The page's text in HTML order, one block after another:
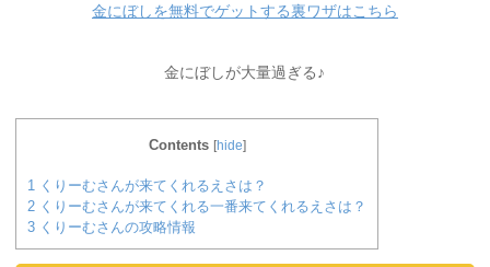
金にぼしを無料でゲットする裏ワザはこちら
金にぼしが大量過ぎる♪
Contents [hide]
1 くりーむさんが来てくれるえさは？
2 くりーむさんが来てくれる一番来てくれるえさは？
3 くりーむさんの攻略情報